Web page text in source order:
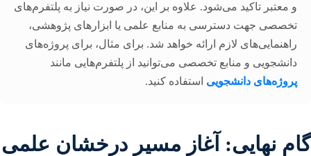
و معتبر تاکید می‌شود. علاوه بر این، در صورت نیاز به پلتفرم‌های
تخصصی جهت دسترسی به منابع علمی یا ابزارهای پژوهشی،
راهنمایی‌های لازم ارائه خواهد شد. برای مثال، برای پروژه‌های
دانشجویی و منابع تخصصی می‌توانید از پلتفرم‌هایی مانند
پروژه‌های دانشجویی استفاده کنید.
گام نهایی: آغاز مسیر درخشان علمی